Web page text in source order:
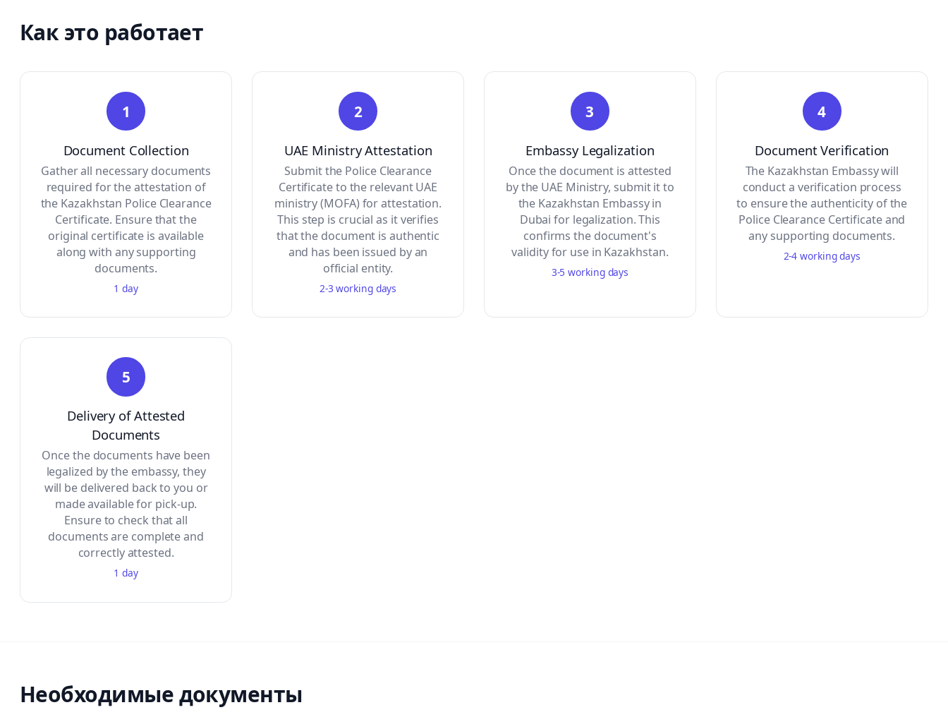
Как это работает
1
Document Collection
Gather all necessary documents
required for the attestation of
the Kazakhstan Police Clearance
Certificate. Ensure that the
original certificate is available
along with any supporting
documents.
1 day
2
UAE Ministry Attestation
Submit the Police Clearance
Certificate to the relevant UAE
ministry (MOFA) for attestation.
This step is crucial as it verifies
that the document is authentic
and has been issued by an
official entity.
2-3 working days
3
Embassy Legalization
Once the document is attested
by the UAE Ministry, submit it to
the Kazakhstan Embassy in
Dubai for legalization. This
confirms the document's
validity for use in Kazakhstan.
3-5 working days
4
Document Verification
The Kazakhstan Embassy will
conduct a verification process
to ensure the authenticity of the
Police Clearance Certificate and
any supporting documents.
2-4 working days
5
Delivery of Attested
Documents
Once the documents have been
legalized by the embassy, they
will be delivered back to you or
made available for pick-up.
Ensure to check that all
documents are complete and
correctly attested.
1 day
Необходимые документы